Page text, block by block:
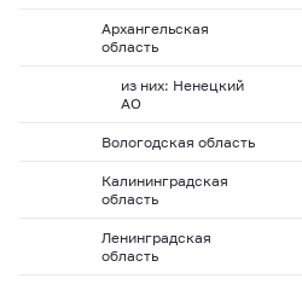
Архангельская
область
из них: Ненецкий
АО
Вологодская область
Калининградская
область
Ленинградская
область